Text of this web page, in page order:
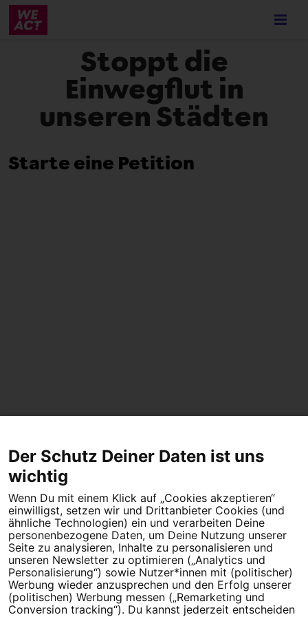
Skip
Stoppt die
Einwegflut in
unseren Städten
Starte eine Petition
Der Schutz Deiner Daten ist uns
wichtig
Wenn Du mit einem Klick auf „Cookies akzeptieren“
einwilligst, setzen wir und Drittanbieter Cookies (und
ähnliche Technologien) ein und verarbeiten Deine
personenbezogene Daten, um Deine Nutzung unserer
Seite zu analysieren, Inhalte zu personalisieren und
unseren Newsletter zu optimieren („Analytics und
Personalisierung“) sowie Nutzer*innen mit (politischer)
Werbung wieder anzusprechen und den Erfolg unserer
(politischen) Werbung messen („Remarketing und
Conversion tracking“). Du kannst jederzeit entscheiden